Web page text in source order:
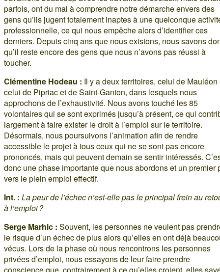
parfois, ont du mal à comprendre notre démarche envers des
gens qu’ils jugent totalement inaptes à une quelconque
professionnelle, ce qui nous empêche alors d’identifier ces
derniers. Depuis cinq ans que nous existons, nous savons
qu’il reste encore des gens que nous n’avons pas réussi à
toucher.
Clémentine Hodeau : Il y a deux territoires, celui de Mauléon
celui de Pipriac et de Saint-Ganton, dans lesquels nous
approchons de l’exhaustivité. Nous avons touché les 85
volontaires qui se sont exprimés jusqu’à présent, ce qui
largement à faire exister le droit à l’emploi sur le territoire.
Désormais, nous poursuivons l’animation afin de rendre
accessible le projet à tous ceux qui ne se sont pas encore
prononcés, mais qui peuvent demain se sentir intéressés.
donc une phase importante que nous abordons et un premier
vers le plein emploi effectif.
Int. : La peur de l’échec n’est-elle pas le principal frein au
à l’emploi ?
Serge Marhic : Souvent, les personnes ne veulent pas
le risque d’un échec de plus alors qu’elles en ont déjà
vécus. Lors de la phase où nous rencontrons les personnes
privées d’emploi, nous essayons de leur faire prendre
conscience que, contrairement à ce qu’elles croient, elles